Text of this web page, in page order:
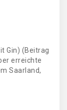
Gin) (Beitrag
erreichte
Saarland,